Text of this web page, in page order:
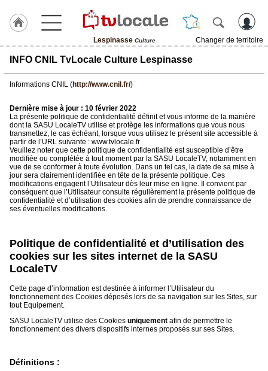
Lespinasse Culture
Changer de territoire
J'adhère
Hulcoq
Lespinasse
TvLocale
France
Accueil
RUBRIQUES
Gazette
Vidéos
Médias
du
groupe
Blogs
Inscription
INFO CNIL TvLocale Culture Lespinasse
Informations CNIL (http://www.cnil.fr/)
Dernière mise à jour : 10 février 2022
La présente politique de confidentialité définit et vous informe de la manière
dont la SASU LocaleTV utilise et protège les informations que vous nous
transmettez, le cas échéant, lorsque vous utilisez le présent site accessible à
partir de l’URL suivante : www.tvlocale.fr
Veuillez noter que cette politique de confidentialité est susceptible d’être
modifiée ou complétée à tout moment par la SASU LocaleTV, notamment en
vue de se conformer à toute évolution. Dans un tel cas, la date de sa mise à
jour sera clairement identifiée en tête de la présente politique. Ces
modifications engagent l’Utilisateur dès leur mise en ligne. Il convient par
conséquent que l’Utilisateur consulte régulièrement la présente politique de
confidentialité et d’utilisation des cookies afin de prendre connaissance de
ses éventuelles modifications.
Politique de confidentialité et d’utilisation des
cookies sur les sites internet de la SASU
LocaleTV
Cette page d’information est destinée à informer l’Utilisateur du
fonctionnement des Cookies déposés lors de sa navigation sur les Sites, sur
tout Equipement.
SASU LocaleTV utilise des Cookies uniquement afin de permettre le
fonctionnement des divers dispositifs internes proposés sur ses Sites.
Définitions :